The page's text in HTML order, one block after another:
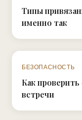
Типы
именно так
БЕЗОПАСНОСТЬ
Как
встречи